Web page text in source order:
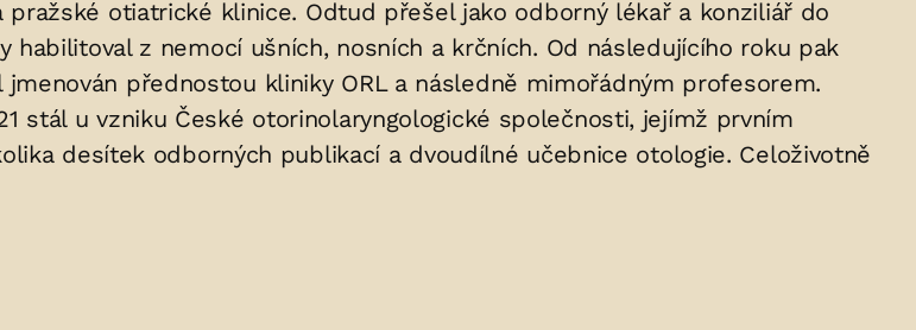
pražské otiatrické klinice. Odtud přešel jako odborný lékař a konziliář do
habilitoval z nemocí ušních, nosních a krčních. Od následujícího roku pak
přednostou kliniky ORL a následně mimořádným profesorem.
stál u vzniku České otorinolaryngologické společnosti, jejímž prvním
desítek odborných publikací a dvoudílné učebnice otologie. Celoživotně